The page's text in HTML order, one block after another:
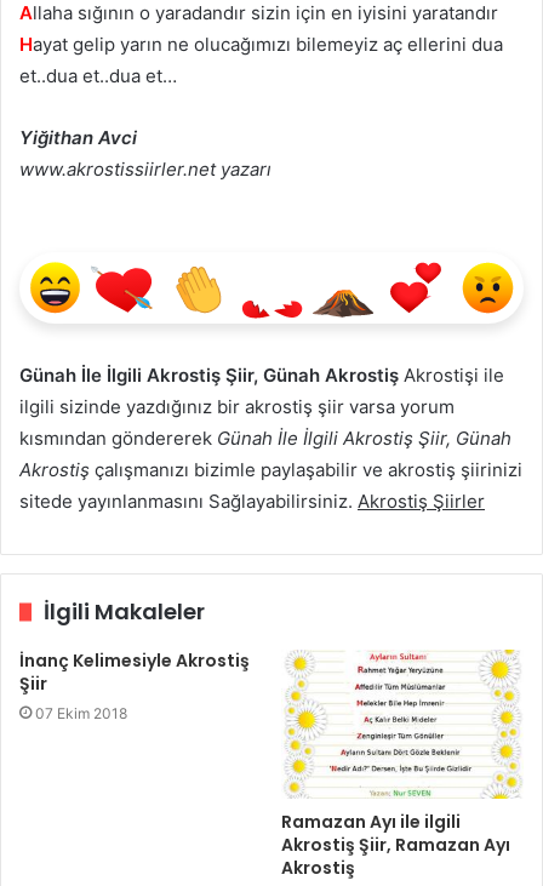
Allaha sığının o yaradandır sizin için en iyisini yaratandır
Hayat gelip yarın ne olucağımızı bilemeyiz aç ellerini dua
et..dua et..dua et…
Yiğithan Avci
www.akrostissiirler.net yazarı
Günah İle İlgili Akrostiş Şiir, Günah Akrostiş Akrostişi ile
ilgili sizinde yazdığınız bir akrostiş şiir varsa yorum
kısmından göndererek Günah İle İlgili Akrostiş Şiir, Günah
Akrostiş çalışmanızı bizimle paylaşabilir ve akrostiş şiirinizi
sitede yayınlanmasını Sağlayabilirsiniz. Akrostiş Şiirler
İlgili Makaleler
İnanç Kelimesiyle Akrostiş
Şiir
07 Ekim 2018
Ramazan Ayı ile ilgili
Akrostiş Şiir, Ramazan Ayı
Akrostiş